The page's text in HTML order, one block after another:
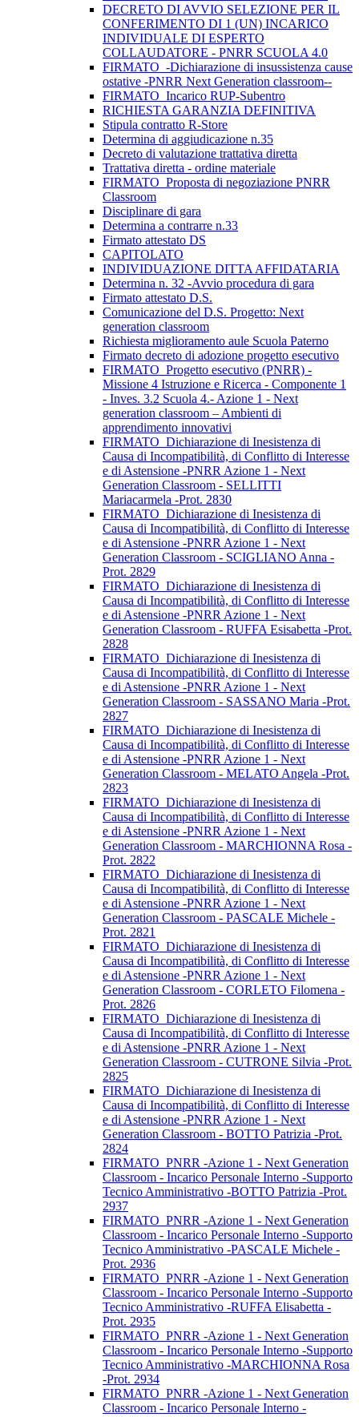
DECRETO DI AVVIO SELEZIONE PER IL
CONFERIMENTO DI 1 (UN) INCARICO
INDIVIDUALE DI ESPERTO
COLLAUDATORE - PNRR SCUOLA 4.0
FIRMATO_-Dichiarazione di insussistenza cause
ostative -PNRR Next Generation classroom--
FIRMATO_Incarico RUP-Subentro
RICHIESTA GARANZIA DEFINITIVA
Stipula contratto R-Store
Determina di aggiudicazione n.35
Decreto di valutazione trattativa diretta
Trattativa diretta - ordine materiale
FIRMATO_Proposta di negoziazione PNRR
Classroom
Disciplinare di gara
Determina a contrarre n.33
Firmato attestato DS
CAPITOLATO
INDIVIDUAZIONE DITTA AFFIDATARIA
Determina n. 32 -Avvio procedura di gara
Firmato attestato D.S.
Comunicazione del D.S. Progetto: Next
generation classroom
Richiesta miglioramento aule Scuola Paterno
Firmato decreto di adozione progetto esecutivo
FIRMATO_Progetto esecutivo (PNRR) -
Missione 4 Istruzione e Ricerca - Componente 1
- Inves. 3.2 Scuola 4.- Azione 1 - Next
generation classroom – Ambienti di
apprendimento innovativi
FIRMATO_Dichiarazione di Inesistenza di
Causa di Incompatibilità, di Conflitto di Interesse
e di Astensione -PNRR Azione 1 - Next
Generation Classroom - SELLITTI
Mariacarmela -Prot. 2830
FIRMATO_Dichiarazione di Inesistenza di
Causa di Incompatibilità, di Conflitto di Interesse
e di Astensione -PNRR Azione 1 - Next
Generation Classroom - SCIGLIANO Anna -
Prot. 2829
FIRMATO_Dichiarazione di Inesistenza di
Causa di Incompatibilità, di Conflitto di Interesse
e di Astensione -PNRR Azione 1 - Next
Generation Classroom - RUFFA Esisabetta -Prot.
2828
FIRMATO_Dichiarazione di Inesistenza di
Causa di Incompatibilità, di Conflitto di Interesse
e di Astensione -PNRR Azione 1 - Next
Generation Classroom - SASSANO Maria -Prot.
2827
FIRMATO_Dichiarazione di Inesistenza di
Causa di Incompatibilità, di Conflitto di Interesse
e di Astensione -PNRR Azione 1 - Next
Generation Classroom - MELATO Angela -Prot.
2823
FIRMATO_Dichiarazione di Inesistenza di
Causa di Incompatibilità, di Conflitto di Interesse
e di Astensione -PNRR Azione 1 - Next
Generation Classroom - MARCHIONNA Rosa -
Prot. 2822
FIRMATO_Dichiarazione di Inesistenza di
Causa di Incompatibilità, di Conflitto di Interesse
e di Astensione -PNRR Azione 1 - Next
Generation Classroom - PASCALE Michele -
Prot. 2821
FIRMATO_Dichiarazione di Inesistenza di
Causa di Incompatibilità, di Conflitto di Interesse
e di Astensione -PNRR Azione 1 - Next
Generation Classroom - CORLETO Filomena -
Prot. 2826
FIRMATO_Dichiarazione di Inesistenza di
Causa di Incompatibilità, di Conflitto di Interesse
e di Astensione -PNRR Azione 1 - Next
Generation Classroom - CUTRONE Silvia -Prot.
2825
FIRMATO_Dichiarazione di Inesistenza di
Causa di Incompatibilità, di Conflitto di Interesse
e di Astensione -PNRR Azione 1 - Next
Generation Classroom - BOTTO Patrizia -Prot.
2824
FIRMATO_PNRR -Azione 1 - Next Generation
Classroom - Incarico Personale Interno -Supporto
Tecnico Amministrativo -BOTTO Patrizia -Prot.
2937
FIRMATO_PNRR -Azione 1 - Next Generation
Classroom - Incarico Personale Interno -Supporto
Tecnico Amministrativo -PASCALE Michele -
Prot. 2936
FIRMATO_PNRR -Azione 1 - Next Generation
Classroom - Incarico Personale Interno -Supporto
Tecnico Amministrativo -RUFFA Elisabetta -
Prot. 2935
FIRMATO_PNRR -Azione 1 - Next Generation
Classroom - Incarico Personale Interno -Supporto
Tecnico Amministrativo -MARCHIONNA Rosa
-Prot. 2934
FIRMATO_PNRR -Azione 1 - Next Generation
Classroom - Incarico Personale Interno -